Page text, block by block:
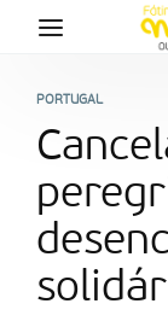
PORTUGAL